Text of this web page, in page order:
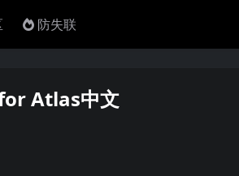
防失联
Atlas中文